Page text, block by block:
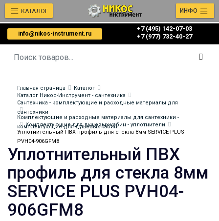
info@nikos-instrument.ru
+7 (495) 142-07-03
‎‎+7 (977) 732-40-27
КАТАЛОГ ИНФО
Главная страница
Каталог
Каталог Никос-Инструмент - сантехника
Сантехника - комплектующие и расходные материалы для
сантехники
Комплектующие и расходные материалы для сантехники -
комплектующие для душевых кабин
Комплектующие для душевых кабин - уплотнители
Уплотнительный ПВХ профиль для стекла 8мм SERVICE PLUS
PVH04-906GFM8
Уплотнительный ПВХ
профиль для стекла 8мм
SERVICE PLUS PVH04-
906GFM8